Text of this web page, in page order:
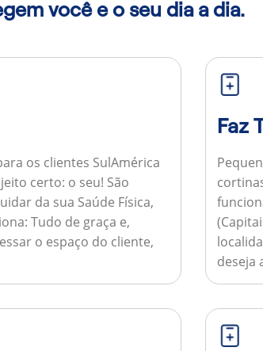
você e o seu dia a dia.
os clientes SulAmérica
certo: o seu! São
da sua Saúde Física,
Tudo de graça e,
o espaço do cliente,
Faz
deseja